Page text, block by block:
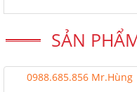
SẢN
0988.685.856 Mr.Hùng